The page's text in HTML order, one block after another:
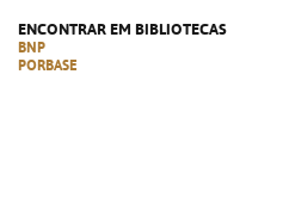
ENCONTRAR EM BIBLIOTECAS
BNP
PORBASE